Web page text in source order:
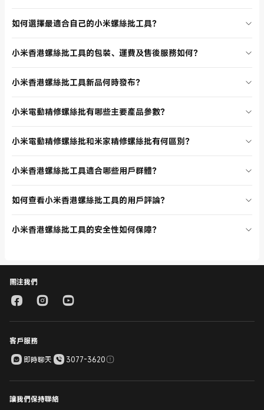
卡、支付寶、微信支付等，安全便捷。選購螺絲批工具時可根據個人需
如何選擇最適合自己的小米螺絲批工具？
如家居維修、電子產品拆裝或專業精修。每款 Xiaomi 螺絲批工具均有
小米香港螺絲批工具的包裝、運費及售後服務如何？
HK$150 免運費，最快 24 小時送達。售後服務完善，支持線下維修站
小米香港螺絲批工具新品何時發布？
社交媒體，及時獲取最新產品發布資訊。新品通常具備更高效能和創新
小米電動精修螺絲批有哪些主要產品參數？
C 充電接口，充滿電可上 400 粒精密螺絲。主機採用鋁合金外殼，設計
小米電動精修螺絲批和米家精修螺絲批有何區別？
金屬齒輪箱；米家精修螺絲批則以手動操作為主，適合細緻拆裝。兩者
小米香港螺絲批工具適合哪些用戶群體？
員、專業技術人員及一般家庭用戶。多種型號和功能設計，滿足不同場
如何查看小米香港螺絲批工具的用戶評論？
考其他用戶的真實評價，了解產品使用體驗和性能表現，幫助選購最合
小米香港螺絲批工具的安全性如何保障？
關注我們
客戶服務
即時聊天
3077-3620
讓我們保持聯絡